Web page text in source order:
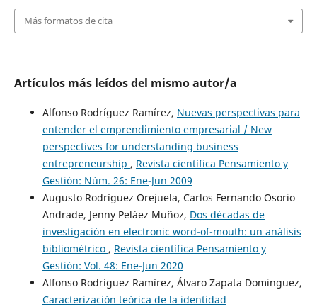
Más formatos de cita
Artículos más leídos del mismo autor/a
Alfonso Rodríguez Ramírez, Nuevas perspectivas para
entender el emprendimiento empresarial / New
perspectives for understanding business
entrepreneurship , Revista científica Pensamiento y
Gestión: Núm. 26: Ene-Jun 2009
Augusto Rodríguez Orejuela, Carlos Fernando Osorio
Andrade, Jenny Peláez Muñoz, Dos décadas de
investigación en electronic word-of-mouth: un análisis
bibliométrico , Revista científica Pensamiento y
Gestión: Vol. 48: Ene-Jun 2020
Alfonso Rodríguez Ramírez, Álvaro Zapata Dominguez,
Caracterización teórica de la identidad